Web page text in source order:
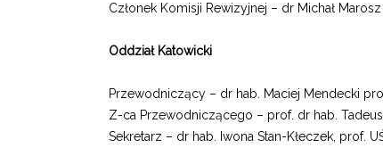
Członek Komisji Rewizyjnej – dr Michał Marosz
Oddział Katowicki
Przewodniczący – dr hab. Maciej Mendecki
Z-ca Przewodniczącego – prof. dr hab.
Sekretarz – dr hab. Iwona Stan-Kłeczek, prof.